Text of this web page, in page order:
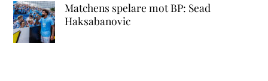
Matchens spelare mot BP: Sead
Haksabanovic